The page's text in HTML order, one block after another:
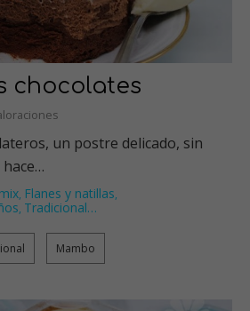
chocolates
un postre delicado, sin
hace…
, Flanes y natillas,
, Tradicional…
Mambo